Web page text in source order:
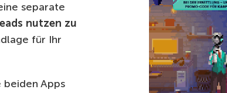
separate
nutzen zu
für Ihr
Apps